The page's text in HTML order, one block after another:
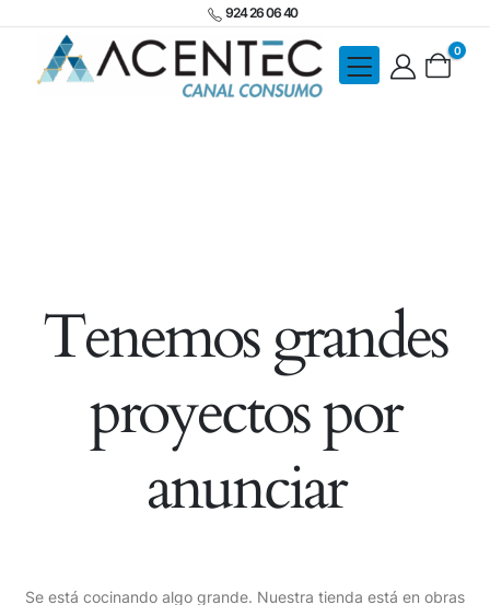
924 26 06 40
0
Tenemos grandes
proyectos por
anunciar
Se está cocinando algo grande. Nuestra tienda está en obras